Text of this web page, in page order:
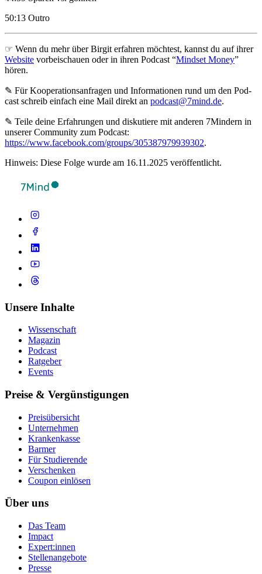
50:13 Outro
☞ Wenn du mehr über Birgit erfahren möchtest, kannst du auf ihrer
Website vorbeischauen oder in ihren Podcast “Mindset Money”
hören.
✎ Für Koope­ra­ti­ons­an­fra­gen und Infor­ma­tio­nen rund um den Pod­
cast schreib ein­fach eine Mail direkt an podcast@7mind.de.
✎ Teile deine Erfahrungen und diskutiere mit anderen 7Mindern in
unserer Community zum Podcast:
https://www.facebook.com/groups/305387979939302.
Hinweis: Diese Folge wurde am 16.11.2025 veröffentlicht.
Unsere Inhalte
Wissenschaft
Magazin
Podcast
Ratgeber
Events
Preise & Vergünstigungen
Preisübersicht
Unternehmen
Krankenkasse
Barmer
Für Studierende
Ver­schen­ken
Coupon einlösen
Über uns
Das Team
Impact
Expert:innen
Stellenangebote
Presse